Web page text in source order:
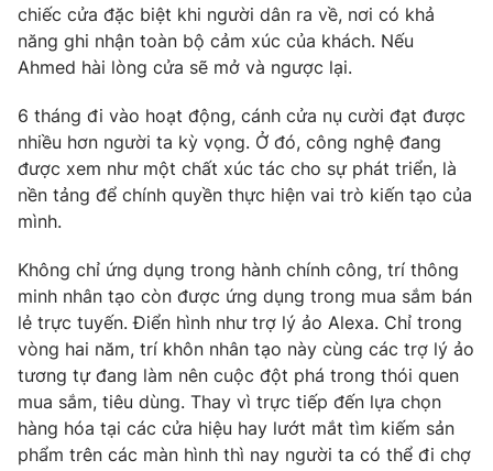
Hậu trường
Nhân vật
Giải sao mai
Điện ảnh
Âm nhạc
Sao
Đời sống
Làm đẹp
Chất lượng cuộc sống
Giáo dục
Tuyển sinh
Học trực tuyến
Công nghệ
Hitech Công nghệ tương lai
Sản phẩm
Thị trường
Tư vấn
Lịch phát sóng
Chuyên mục khác
Emagazine Podcast
chiếc cửa đặc biệt khi người dân ra về, nơi có khả
năng ghi nhận toàn bộ cảm xúc của khách. Nếu
Ahmed hài lòng cửa sẽ mở và ngược lại.
6 tháng đi vào hoạt động, cánh cửa nụ cười đạt được
nhiều hơn người ta kỳ vọng. Ở đó, công nghệ đang
được xem như một chất xúc tác cho sự phát triển, là
nền tảng để chính quyền thực hiện vai trò kiến tạo của
mình.
Không chỉ ứng dụng trong hành chính công, trí thông
minh nhân tạo còn được ứng dụng trong mua sắm bán
lẻ trực tuyến. Điển hình như trợ lý ảo Alexa. Chỉ trong
vòng hai năm, trí khôn nhân tạo này cùng các trợ lý ảo
tương tự đang làm nên cuộc đột phá trong thói quen
mua sắm, tiêu dùng. Thay vì trực tiếp đến lựa chọn
hàng hóa tại các cửa hiệu hay lướt mắt tìm kiếm sản
phẩm trên các màn hình thì nay người ta có thể đi chợ